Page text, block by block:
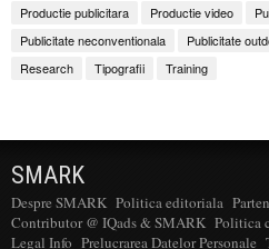
Productie publicitara
Productie video
Publicitate neconventionala
Publicitate
Research
Tipografii Training
SMARK
Despre SMARK Politica editoriala
Contributor @ IQads & SMARK Politica
Legal Info Prelucrarea Datelor Personale